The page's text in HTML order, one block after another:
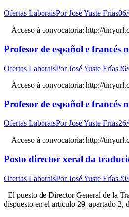
Ofertas LaboraisPorJosé Yuste Frías
Acceso á convocatoria: http://
Profesor de español e
Ofertas LaboraisPorJosé Yuste Frías
Acceso á convocatoria: http://
Profesor de español e
Ofertas LaboraisPorJosé Yuste Frías
Acceso á convocatoria: http://
Posto director xeral da
Ofertas LaboraisPorJosé Yuste Frías
El puesto de Director General de la
dispuesto en el artículo 29, apartado